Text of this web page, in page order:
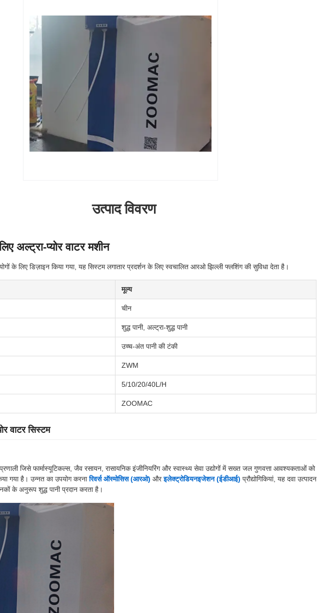
उत्पाद विवरण
अल्ट्रा-प्योर वाटर मशीन
के लिए डिज़ाइन किया गया, यह सिस्टम लगातार प्रदर्शन के लिए स्वचालित आरओ झिल्ली फ्लशिंग की सुविधा देता है।
मूल्य
चीन
शुद्ध पानी, अल्ट्रा-शुद्ध पानी
उच्च-अंत पानी की टंकी
ZWM
5/10/20/40L/H
ZOOMAC
वाटर सिस्टम
जिसे फार्मास्यूटिकल्स, जैव रसायन, रासायनिक इंजीनियरिंग और स्वास्थ्य सेवा उद्योगों में सख्त जल गुणवत्ता आवश्यकताओं को
गया है। उन्नत का उपयोग करनारिवर्स ऑस्मोसिस (आरओ) औरइलेक्ट्रोडियनइजेशन (ईडीआई) प्रौद्योगिकियां, यह दवा उत्पादन
के अनुरूप शुद्ध पानी प्रदान करता है।